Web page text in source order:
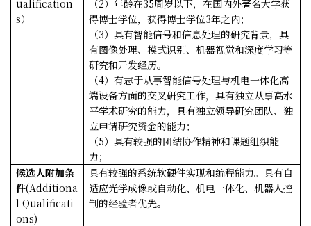
ualification
s）
（2）年龄在35周岁以下，在国内外著名大学获
得博士学位，获得博士学位3年之内；
（3）具有智能信号和信息处理的研究背景，具
有图像处理、模式识别、机器视觉和深度学习等
研究和开发经历。
（4）有志于从事智能信号处理与机电一体化高
端设备方面的交叉研究工作，具有独立从事高水
平学术研究的能力，具有独立领导研究团队、独
立申请研究资金的能力；
（5）具有较强的团结协作精神和课题组织能
力；
候选人附加条
件(Additiona
l Qualificati
ons)
具有较强的系统软硬件实现和编程能力。具有自
适应光学成像或自动化、机电一体化、机器人控
制的经验者优先。